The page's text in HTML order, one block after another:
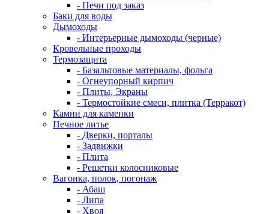
- Печи под заказ
Баки для воды
Дымоходы
- Интерьерные дымоходы (черные)
Кровельные проходы
Термозащита
- Базальтовые материалы, фольга
- Огнеупорный кирпич
- Плиты, Экраны
- Термостойкие смеси, плитка (Терракот)
Камни для каменки
Печное литье
- Дверки, порталы
- Задвижки
- Плита
- Решетки колосниковые
Вагонка, полок, погонаж
- Абаш
- Липа
- Хвоя